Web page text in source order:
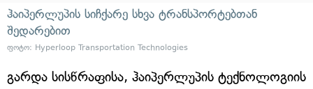
ჰაიპერლუპის სიჩქარე სხვა ტრანსპორტებთან
შედარებით
ფოტო: Hyperloop Transportation Technologies
გარდა სისწრაფისა, ჰაიპერლუპის ტექნოლოგიის